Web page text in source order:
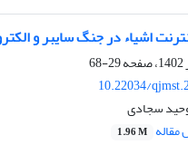
اشیاء در جنگ سایبر و
29-68
10.22034/
وحید سجادی
1.96 M